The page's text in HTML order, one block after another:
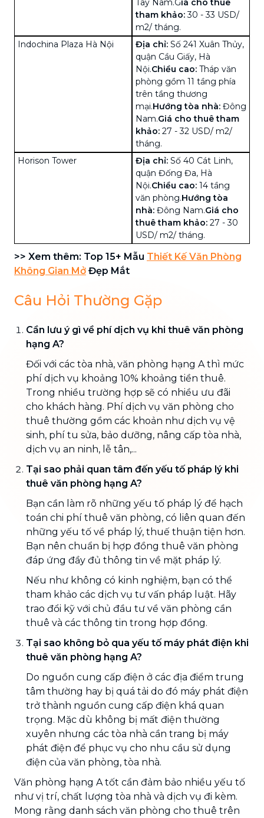
Tây Nam.Giá cho thuê
tham khảo:30 - 33 USD/
m2/ tháng.
Indochina Plaza Hà Nội
Địa chỉ: Số 241 Xuân Thủy,
quận Cầu Giấy, Hà
Nội.Chiều cao: Tháp văn
phòng gồm 11 tầng phía
trên tầng thương
mại.Hướng tòa nhà: Đông
Nam.Giá cho thuê tham
khảo: 27 - 32 USD/ m2/
tháng.
Horison Tower
Địa chỉ: Số 40 Cát Linh,
quận Đống Đa, Hà
Nội.Chiều cao: 14 tầng
văn phòng.Hướng tòa
nhà: Đông Nam.Giá cho
thuê tham khảo: 27 - 30
USD/ m2/ tháng.
>> Xem thêm: Top 15+ Mẫu Thiết Kế Văn Phòng
Không Gian Mở Đẹp Mắt
Câu Hỏi Thường Gặp
Cần lưu ý gì về phí dịch vụ khi thuê văn phòng
hạng A?
Đối với các tòa nhà, văn phòng hạng A thì mức
phí dịch vụ khoảng 10% khoảng tiền thuê.
Trong nhiều trường hợp sẽ có nhiều ưu đãi
cho khách hàng. Phí dịch vụ văn phòng cho
thuê thường gồm các khoản như dịch vụ vệ
sinh, phí tu sửa, bảo dưỡng, nâng cấp tòa nhà,
dịch vụ an ninh, lễ tân,...
Tại sao phải quan tâm đến yếu tố pháp lý khi
thuê văn phòng hạng A?
Bạn cần làm rõ những yếu tố pháp lý để hạch
toán chi phí thuê văn phòng, có liên quan đến
những yếu tố về pháp lý, thuế thuận tiện hơn.
Bạn nên chuẩn bị hợp đồng thuê văn phòng
đáp ứng đầy đủ thông tin về mặt pháp lý.
Nếu như không có kinh nghiệm, bạn có thể
tham khảo các dịch vụ tư vấn pháp luật. Hãy
trao đổi kỹ với chủ đầu tư về văn phòng cần
thuê và các thông tin trong hợp đồng.
Tại sao không bỏ qua yếu tố máy phát điện khi
thuê văn phòng hạng A?
Do nguồn cung cấp điện ở các địa điểm trung
tâm thường hay bị quá tải do đó máy phát điện
trở thành nguồn cung cấp điện khá quan
trọng. Mặc dù không bị mất điện thường
xuyên nhưng các tòa nhà cần trang bị máy
phát điện để phục vụ cho nhu cầu sử dụng
điện của văn phòng, tòa nhà.
Văn phòng hạng A tốt cần đảm bảo nhiều yếu tố
như vị trí, chất lượng tòa nhà và dịch vụ đi kèm.
Mong rằng danh sách văn phòng cho thuê trên